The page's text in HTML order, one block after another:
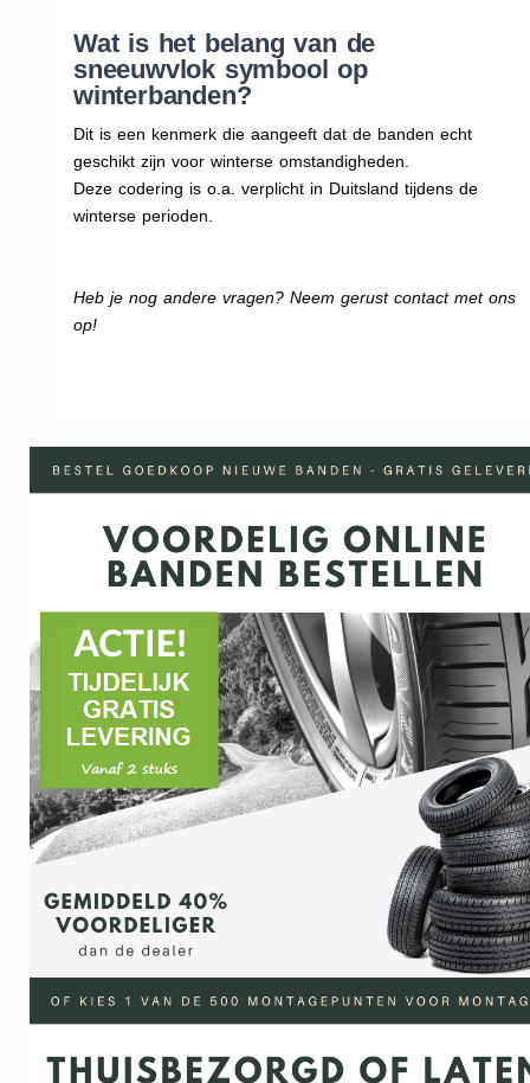
Wat is het belang van de
sneeuwvlok symbool op
winterbanden?
Dit is een kenmerk die aangeeft dat de banden echt
geschikt zijn voor winterse omstandigheden.
Deze codering is o.a. verplicht in Duitsland tijdens de
winterse perioden.
Heb je nog andere vragen? Neem gerust contact met ons
op!